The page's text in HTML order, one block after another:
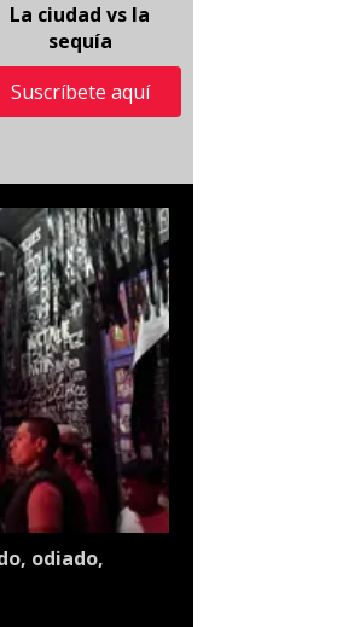
La ciudad vs la
sequía
Suscríbete aquí
odiado,